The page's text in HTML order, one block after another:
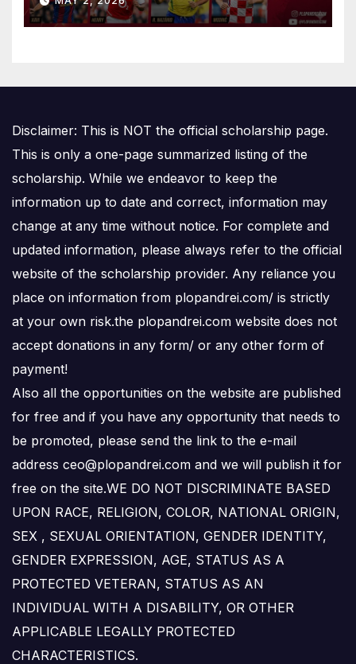
Disclaimer: This is NOT the official scholarship page.
This is only a one-page summarized listing of the
scholarship. While we endeavor to keep the
information up to date and correct, information may
change at any time without notice. For complete and
updated information, please always refer to the official
website of the scholarship provider. Any reliance you
place on information from plopandrei.com/ is strictly
at your own risk.the plopandrei.com website does not
accept donations in any form/ or any other form of
payment!
Also all the opportunities on the website are published
for free and if you have any opportunity that needs to
be promoted, please send the link to the e-mail
address ceo@plopandrei.com and we will publish it for
free on the site.WE DO NOT DISCRIMINATE BASED
UPON RACE, RELIGION, COLOR, NATIONAL ORIGIN,
SEX , SEXUAL ORIENTATION, GENDER IDENTITY,
GENDER EXPRESSION, AGE, STATUS AS A
PROTECTED VETERAN, STATUS AS AN
INDIVIDUAL WITH A DISABILITY, OR OTHER
APPLICABLE LEGALLY PROTECTED
CHARACTERISTICS.